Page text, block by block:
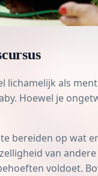
als
Hoewel je
bereiden op wat
van
voldoet.